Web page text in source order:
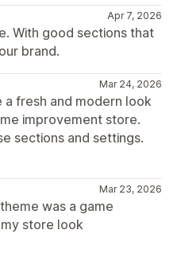
Apr 7, 2026
With good sections that
brand.
Mar 24, 2026
fresh and modern look
improvement store.
sections and settings.
Mar 23, 2026
was a game
store look